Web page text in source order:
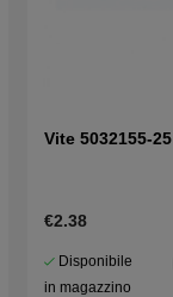
Vite 5032155-25
€2.38
Disponibile
in magazzino